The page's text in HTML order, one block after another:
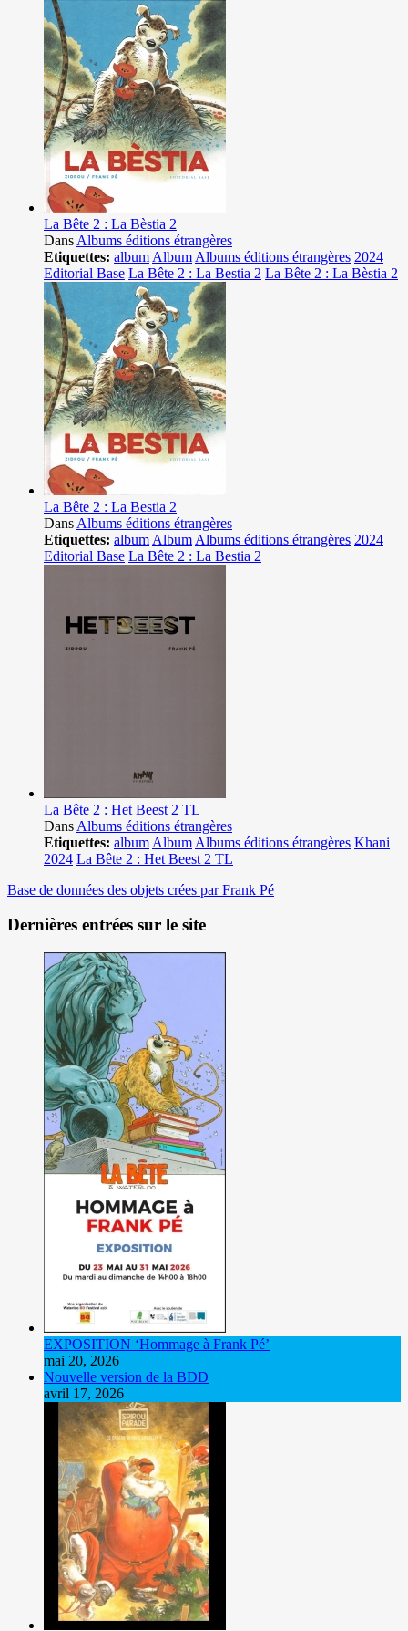
La Bête 2 : La Bèstia 2
Dans Albums éditions étrangères
Etiquettes: album Album Albums éditions étrangères 2024
Editorial Base La Bête 2 : La Bestia 2 La Bête 2 : La Bèstia 2
La Bête 2 : La Bestia 2
Dans Albums éditions étrangères
Etiquettes: album Album Albums éditions étrangères 2024
Editorial Base La Bête 2 : La Bestia 2
La Bête 2 : Het Beest 2 TL
Dans Albums éditions étrangères
Etiquettes: album Album Albums éditions étrangères Khani
2024 La Bête 2 : Het Beest 2 TL
Base de données des objets crées par Frank Pé
Dernières entrées sur le site
EXPOSITION ‘Hommage à Frank Pé’
mai 20, 2026
Nouvelle version de la BDD
avril 17, 2026